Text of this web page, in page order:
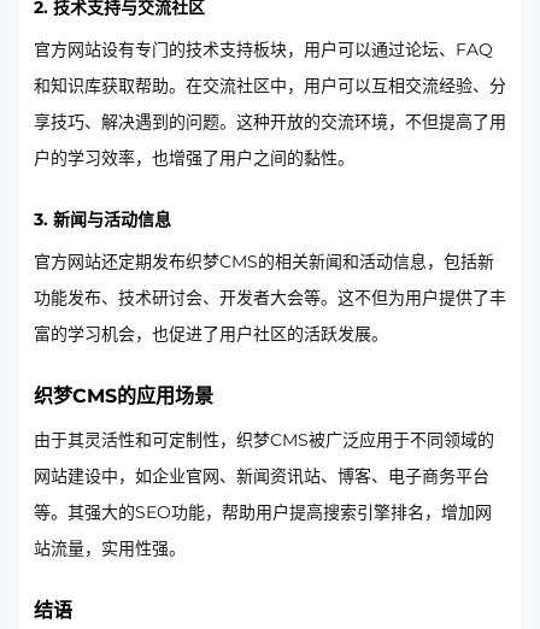
2. 技术支持与交流社区
官方网站设有专门的技术支持板块，用户可以通过论坛、FAQ
和知识库获取帮助。在交流社区中，用户可以互相交流经验、分
享技巧、解决遇到的问题。这种开放的交流环境，不但提高了用
户的学习效率，也增强了用户之间的黏性。
3. 新闻与活动信息
官方网站还定期发布织梦CMS的相关新闻和活动信息，包括新
功能发布、技术研讨会、开发者大会等。这不但为用户提供了丰
富的学习机会，也促进了用户社区的活跃发展。
织梦CMS的应用场景
由于其灵活性和可定制性，织梦CMS被广泛应用于不同领域的
网站建设中，如企业官网、新闻资讯站、博客、电子商务平台
等。其强大的SEO功能，帮助用户提高搜索引擎排名，增加网
站流量，实用性强。
结语